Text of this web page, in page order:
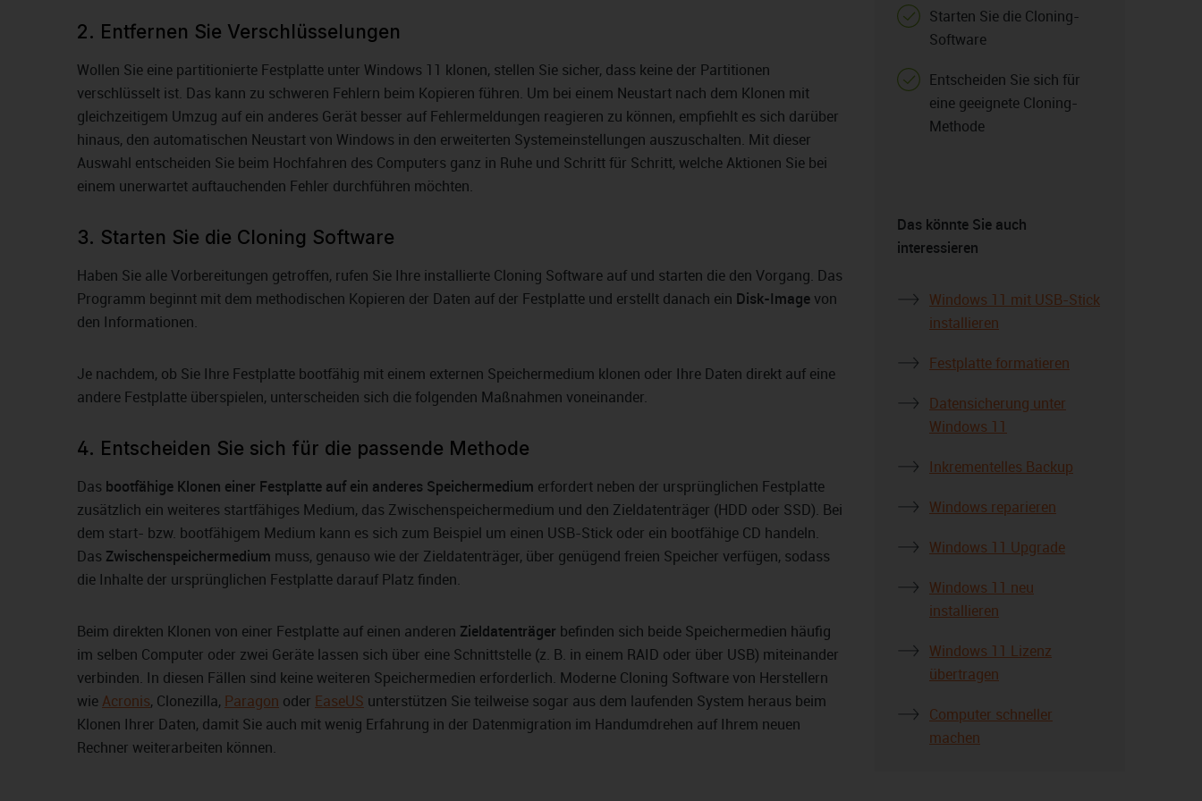
Starten Sie die Cloning-
Software
Entscheiden Sie sich für
eine geeignete Cloning-
Methode
Das könnte Sie auch
interessieren
Windows 11 mit USB-Stick
installieren
Festplatte formatieren
Datensicherung unter
Windows 11
Inkrementelles Backup
Windows reparieren
Windows 11 Upgrade
Windows 11 neu
installieren
Windows 11 Lizenz
übertragen
Computer schneller
machen
2. Entfernen Sie Verschlüsselungen
Wollen Sie eine partitionierte Festplatte unter Windows 11 klonen, stellen Sie sicher, dass keine der Partitionen
verschlüsselt ist. Das kann zu schweren Fehlern beim Kopieren führen. Um bei einem Neustart nach dem Klonen mit
gleichzeitigem Umzug auf ein anderes Gerät besser auf Fehlermeldungen reagieren zu können, empfiehlt es sich darüber
hinaus, den automatischen Neustart von Windows in den erweiterten Systemeinstellungen auszuschalten. Mit dieser
Auswahl entscheiden Sie beim Hochfahren des Computers ganz in Ruhe und Schritt für Schritt, welche Aktionen Sie bei
einem unerwartet auftauchenden Fehler durchführen möchten.
3. Starten Sie die Cloning Software
Haben Sie alle Vorbereitungen getroffen, rufen Sie Ihre installierte Cloning Software auf und starten die den Vorgang. Das
Programm beginnt mit dem methodischen Kopieren der Daten auf der Festplatte und erstellt danach ein Disk-Image von
den Informationen.
Je nachdem, ob Sie Ihre Festplatte bootfähig mit einem externen Speichermedium klonen oder Ihre Daten direkt auf eine
andere Festplatte überspielen, unterscheiden sich die folgenden Maßnahmen voneinander.
4. Entscheiden Sie sich für die passende Methode
Das bootfähige Klonen einer Festplatte auf ein anderes Speichermedium erfordert neben der ursprünglichen Festplatte
zusätzlich ein weiteres startfähiges Medium, das Zwischenspeichermedium und den Zieldatenträger (HDD oder SSD). Bei
dem start- bzw. bootfähigem Medium kann es sich zum Beispiel um einen USB-Stick oder ein bootfähige CD handeln.
Das Zwischenspeichermedium muss, genauso wie der Zieldatenträger, über genügend freien Speicher verfügen, sodass
die Inhalte der ursprünglichen Festplatte darauf Platz finden.
Beim direkten Klonen von einer Festplatte auf einen anderen Zieldatenträger befinden sich beide Speichermedien häufig
im selben Computer oder zwei Geräte lassen sich über eine Schnittstelle (z. B. in einem RAID oder über USB) miteinander
verbinden. In diesen Fällen sind keine weiteren Speichermedien erforderlich. Moderne Cloning Software von Herstellern
wie Acronis, Clonezilla, Paragon oder EaseUS unterstützen Sie teilweise sogar aus dem laufenden System heraus beim
Klonen Ihrer Daten, damit Sie auch mit wenig Erfahrung in der Datenmigration im Handumdrehen auf Ihrem neuen
Rechner weiterarbeiten können.